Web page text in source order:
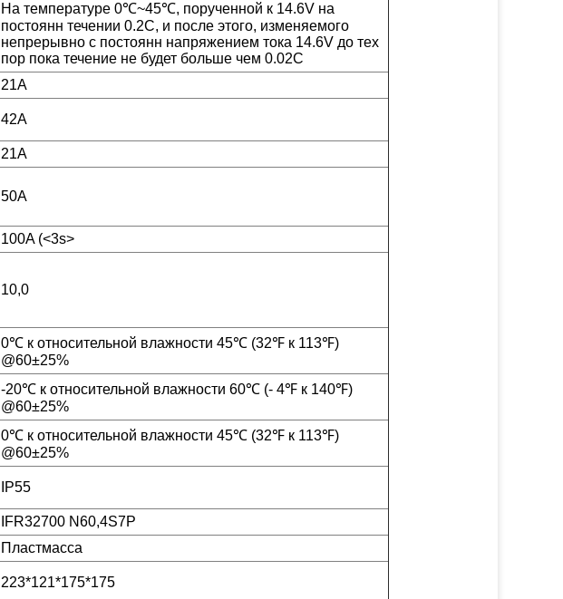
На температуре 0℃~45℃, порученной к 14.6V на
постоянн течении 0.2C, и после этого, изменяемого
непрерывно с постоянн напряжением тока 14.6V до тех
пор пока течение не будет больше чем 0.02C
21A
42A
21A
50A
100A (<3s>
10,0
0℃ к относительной влажности 45℃ (32℉ к 113℉)
@60±25%
-20℃ к относительной влажности 60℃ (- 4℉ к 140℉)
@60±25%
0℃ к относительной влажности 45℃ (32℉ к 113℉)
@60±25%
IP55
IFR32700 N60,4S7P
Пластмасса
223*121*175*175